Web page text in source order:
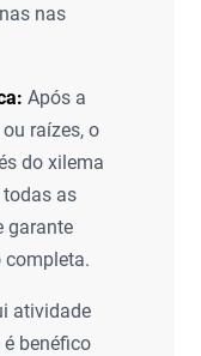
nas
Após a
raízes, o
do xilema
as
garante
atividade
benéfico